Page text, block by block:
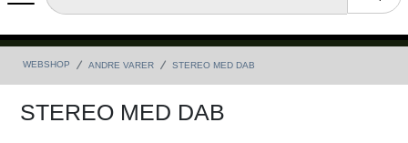
WEBSHOP ANDRE VARER STEREO MED DAB
STEREO MED DAB